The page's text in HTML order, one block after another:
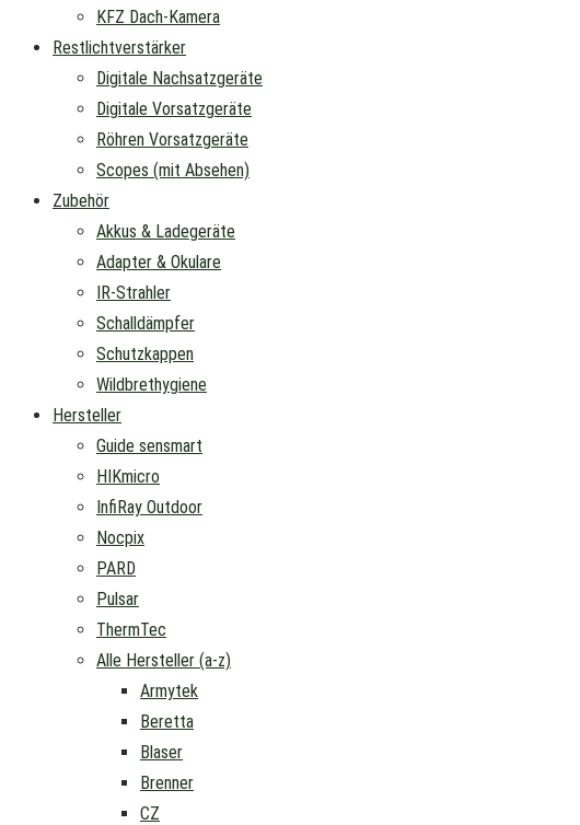
KFZ Dach-Kamera
Restlichtverstärker
Digitale Nachsatzgeräte
Digitale Vorsatzgeräte
Röhren Vorsatzgeräte
Scopes (mit Absehen)
Zubehör
Akkus & Ladegeräte
Adapter & Okulare
IR-Strahler
Schalldämpfer
Schutzkappen
Wildbrethygiene
Hersteller
Guide sensmart
HIKmicro
InfiRay Outdoor
Nocpix
PARD
Pulsar
ThermTec
Alle Hersteller (a-z)
Armytek
Beretta
Blaser
Brenner
CZ